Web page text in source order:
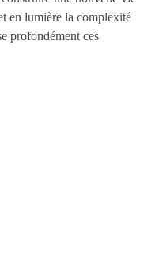
en lumière la complexité
profondément ces